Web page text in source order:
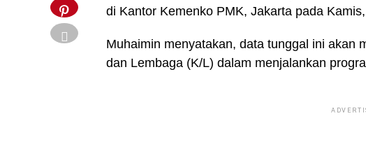
di Kantor Kemenko PMK, Jakarta pada
Muhaimin menyatakan, data tunggal ini akan
dan Lembaga (K/L) dalam menjalankan